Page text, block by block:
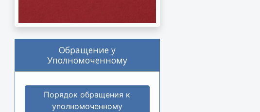
Обращение у
Уполномоченному
Порядок обращения к
уполномоченному